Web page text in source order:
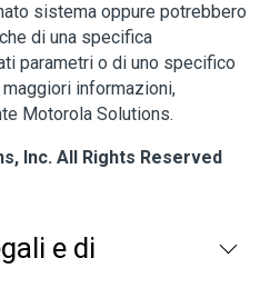
sistema oppure potrebbero
di una specifica
parametri o di uno specifico
informazioni,
Motorola Solutions.
Inc. All Rights Reserved
e di